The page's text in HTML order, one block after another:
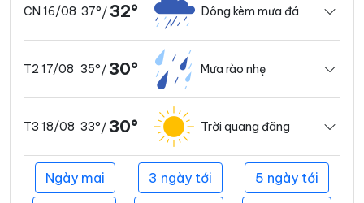
CN 16/08 37°/ 32° Dông kèm mưa đá
T2 17/08 35°/ 30° Mưa rào nhẹ
T3 18/08 33°/ 30° Trời quang đãng
Ngày mai 3 ngày tới 5 ngày tới